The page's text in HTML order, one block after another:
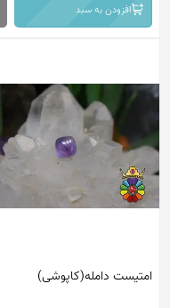
افزودن به سبد
امتیست دامله(کاپوشی)